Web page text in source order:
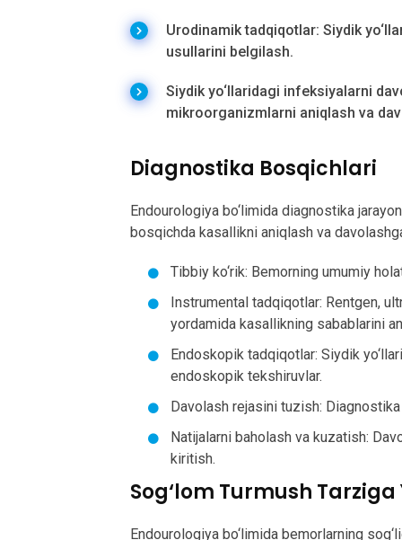
Urodinamik tadqiqotlar: Siydik
usullarini belgilash.
Siydik yo‘llaridagi infeksiyalarni
mikroorganizmlarni aniqlash va
Diagnostika Bosqichlari
Endourologiya bo‘limida diagnostika
bosqichda kasallikni aniqlash va
Tibbiy ko‘rik: Bemorning umumiy
Instrumental tadqiqotlar: Rentgen,
yordamida kasallikning sabablarini
Endoskopik tadqiqotlar: Siydik
endoskopik tekshiruvlar.
Davolash rejasini tuzish:
Natijalarni baholash va kuzatish:
kiritish.
Sog‘lom Turmush Tarziga
Endourologiya bo‘limida bemorlarning